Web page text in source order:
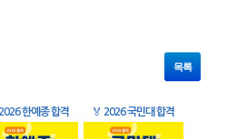
목록
2026 한예종 합격 🏅 2026 국민대 합격